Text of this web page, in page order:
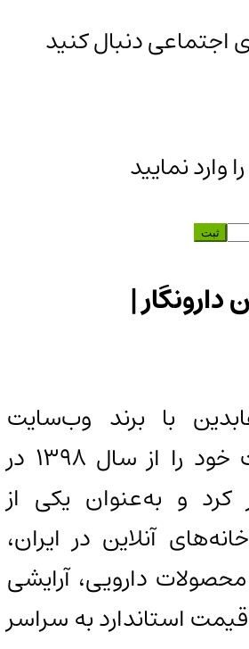
اجتماعی دنبال کنید
وارد نمایید
دارونگار |
با برند وب‌سایت
فعالیت خود را از سال 1398 در
کرد و به‌عنوان یکی از
آنلاین در ایران،
دارویی، آرایشی
استاندارد به سراسر